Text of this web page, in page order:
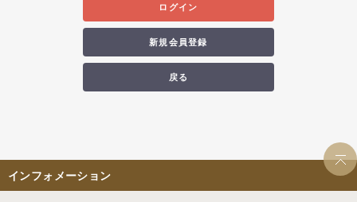
ログイン
新規会員登録
戻る
インフォメーション